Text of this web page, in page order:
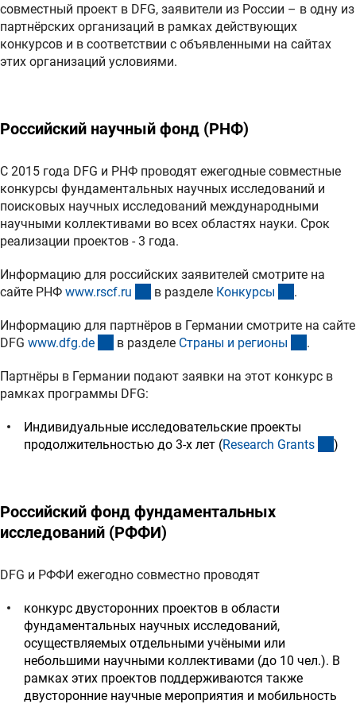
совместный проект в DFG, заявители из России – в одну из
партнёрских организаций в рамках действующих
конкурсов и в соответствии с объявленными на сайтах
этих организаций условиями.
Российский научный фонд (РНФ)
С 2015 года DFG и РНФ проводят ежегодные совместные
конкурсы фундаментальных научных исследований и
поисковых научных исследований международными
научными коллективами во всех областях науки. Срок
реализации проектов - 3 года.
Информацию для российских заявителей смотрите на
сайте РНФ www.rscf.ru (externer Link)
в разделе Конкурсы .
Информацию для партнёров в Германии смотрите на сайте
DFG www.dfg.de (externer Link)
в разделе Страны и регионы .
Партнёры в Германии подают заявки на этот конкурс в
рамках программы DFG:
Индивидуальные исследовательские проекты
продолжительностью до 3-х лет (Research Grants )
Российский фонд фундаментальных
исследований (РФФИ)
DFG и РФФИ ежегодно совместно проводят
конкурс двусторонних проектов в области
фундаментальных научных исследований,
осуществляемых отдельными учёными или
небольшими научными коллективами (до 10 чел.). В
рамках этих проектов поддерживаются также
двусторонние научные мероприятия и мобильность